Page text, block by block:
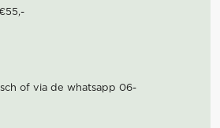
of via de whatsapp 06-